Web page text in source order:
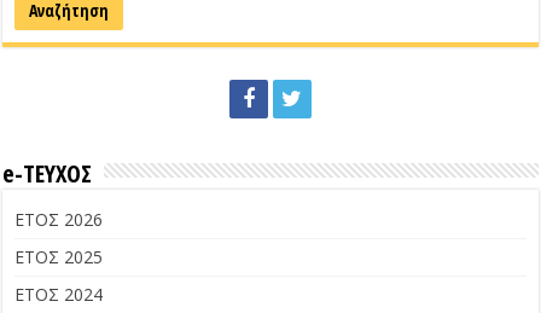
e-ΤΕΥΧΟΣ
ΕΤΟΣ 2026
ΕΤΟΣ 2025
ΕΤΟΣ 2024